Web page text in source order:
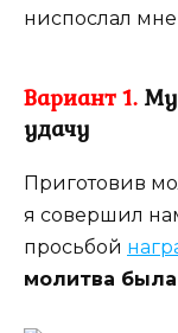
ниспослал мне
Вариант 1.
удачу
Приготовив
я совершил
просьбой
молитва была